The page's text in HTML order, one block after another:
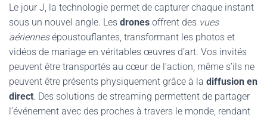
Le jour J, la technologie permet de capturer chaque instant
sous un nouvel angle. Les drones offrent des vues
aériennesépoustouflantes, transformant les photos et
vidéos de mariage en véritables œuvres d’art. Vos invités
peuvent être transportés au cœur de l’action, même s’ils ne
peuvent être présents physiquement grâce à la diffusion en
direct. Des solutions de streaming permettent de partager
l’événement avec des proches à travers le monde, rendant